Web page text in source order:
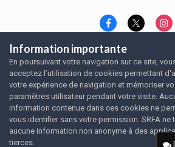
Langue Thème
Politique de
Nous contacter
Nous
SRFA, l'association des amoureux du
Powered by Invision
Information importante
En poursuivant votre navigation sur ce site,
acceptez l’utilisation de cookies permettant
votre expérience de navigation et mémoriser
paramètres utilisateur pendant votre visite.
information contenue dans ces cookies ne
vous identifier sans votre permission. SRFA ne
aucune information non anonyme à des
tierces.